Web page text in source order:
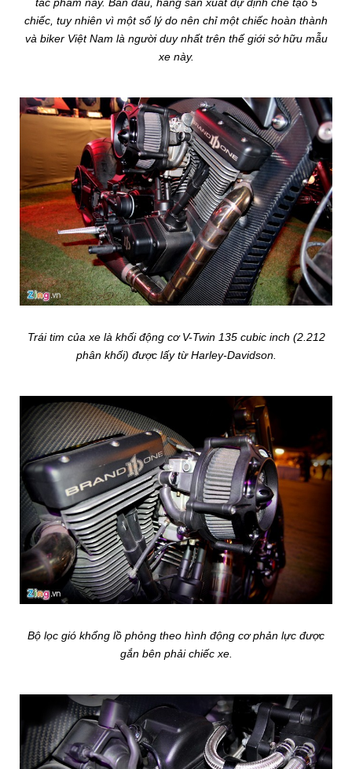
chiếc, tuy nhiên vì một số lý do nên chỉ một chiếc hoàn thành
và biker Việt Nam là người duy nhất trên thế giới sở hữu mẫu
xe này.
Trái tim của xe là khối động cơ V-Twin 135 cubic inch (2.212
phân khối) được lấy từ Harley-Davidson.
Bộ lọc gió khổng lồ phỏng theo hình động cơ phản lực được
gắn bên phải chiếc xe.